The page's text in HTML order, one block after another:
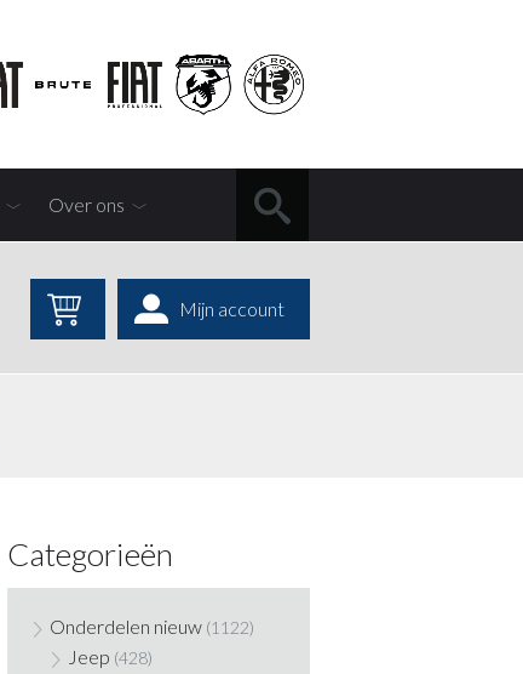
Over ons
Mijn account
Categorieën
Onderdelen nieuw (1122)
Jeep (428)